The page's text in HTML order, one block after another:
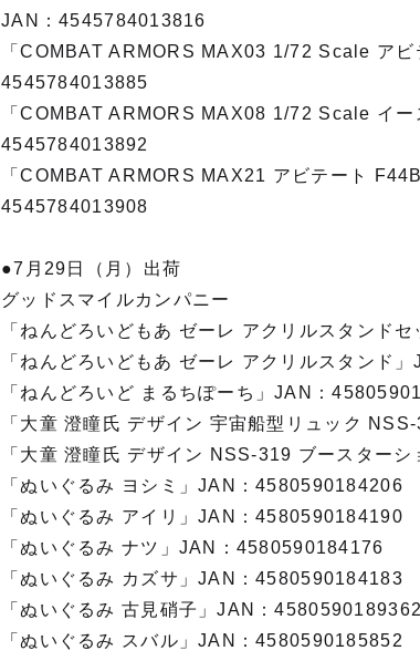
JAN：4545784013816
「COMBAT ARMORS MAX03 1/72 Scale ア
4545784013885
「COMBAT ARMORS MAX08 1/72 Scale イ
4545784013892
「COMBAT ARMORS MAX21 アビテート
4545784013908
●7月29日（月）出荷
グッドスマイルカンパニー
「ねんどろいどもあ ゼーレ アクリルスタンド
「ねんどろいどもあ ゼーレ アクリルスタンド
「ねんどろいど まるちぽーち」JAN：
「大童 澄瞳氏 デザイン 宇宙船型リュック
「大童 澄瞳氏 デザイン NSS-319 ブースター
「ぬいぐるみ ヨシミ」JAN：4580590184206
「ぬいぐるみ アイリ」JAN：4580590184190
「ぬいぐるみ ナツ」JAN：4580590184176
「ぬいぐるみ カズサ」JAN：4580590184183
「ぬいぐるみ 古見硝子」JAN：4580590189362
「ぬいぐるみ スバル」JAN：4580590185852